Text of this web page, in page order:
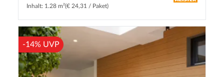
Inhalt: 1.28 m²(€ 24,31 / Paket)
-14% UVP